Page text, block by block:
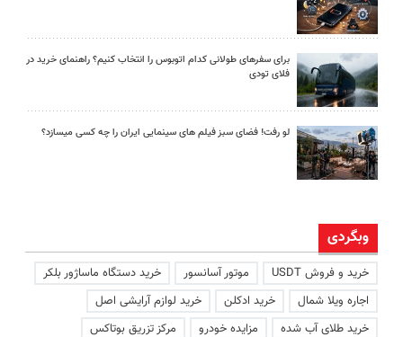
برای سفرهای طولانی کدام اتوبوس را انتخاب کنیم؟ راهنمای خرید در
فلای تودی
لو رفت! فضای سبز فیلم های سینمایی ایران را چه کسی میسازد؟
وبگردی
خرید و فروش USDT موتور آسانسور
خرید دستگاه ماساژور بلکر
اجاره ویلا شمال
خرید ادکلن
خرید لوازم آرایشی اصل
خرید طلای آب شده
مزایده خودرو
مرکز تزریق بوتاکس